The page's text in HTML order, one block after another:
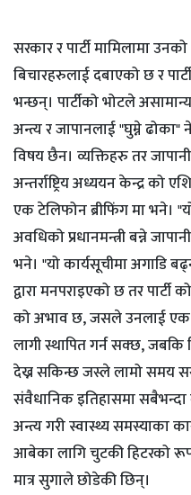
सरकार र पार्टी मामिलामा
बिचारहरुलाई दबाएको छ र
भन्छन्। पार्टीको भोटले
अन्त्य र जापानलाई "घुम्ने
विषय छैन। व्यक्तिहरु तर
अन्तर्राष्ट्रिय अध्ययन केन्द्र को
एक टेलिफोन ब्रीफिंग मा भने।
अवधिको प्रधानमन्त्री बन्ने
भने। "यो कार्यसूचीमा अगाडि
द्वारा मनपराइएको छ तर
को अभाव छ, जसले उनलाई एक
लागी स्थापित गर्न सक्छ,
देख्न सकिन्छ जस्ले लामो समय
संवैधानिक इतिहासमा
अन्त्य गरी स्वास्थ्य समस्याका
आबेका लागि चुटकी हिटरको
मात्र सुगाले छोडेकी छिन्।